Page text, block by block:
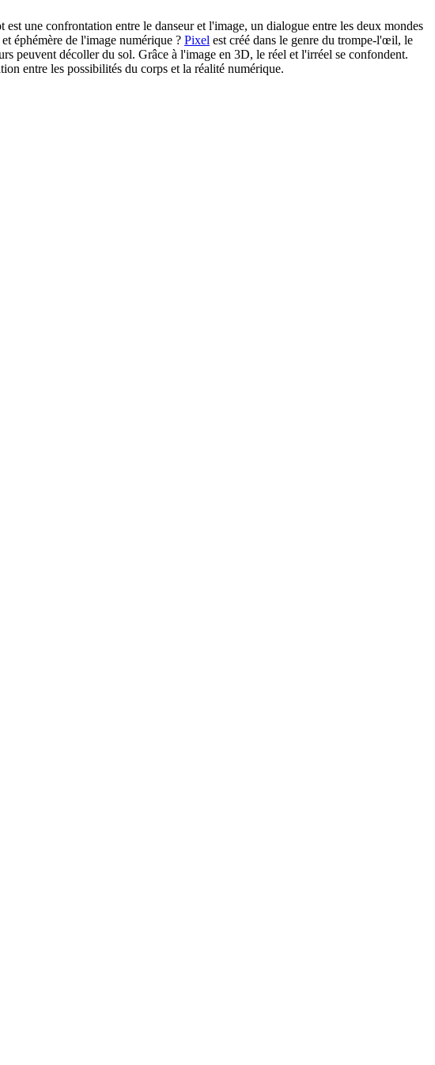
une confrontation entre le danseur et l'image, un dialogue entre les deux mondes
éphémère de l'image numérique ? Pixel est créé dans le genre du trompe-l'œil, le
peuvent décoller du sol. Grâce à l'image en 3D, le réel et l'irréel se confondent.
entre les possibilités du corps et la réalité numérique.